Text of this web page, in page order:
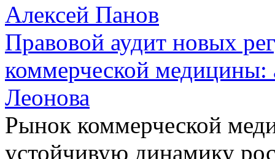
Алексей Панов
Правовой аудит новых
коммерческой медицины:
Леонова
Рынок коммерческой
устойчивую динамику